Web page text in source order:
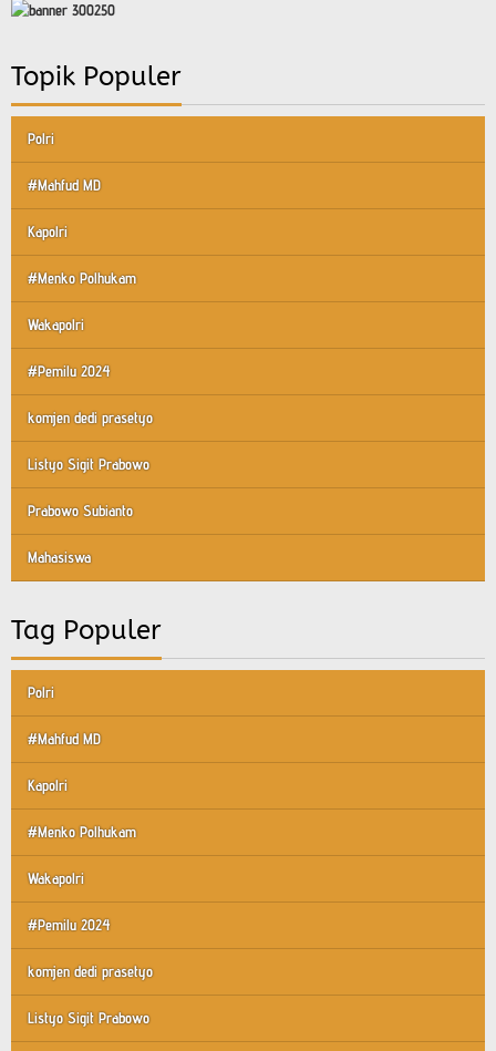
Topik Populer
Polri
#Mahfud MD
Kapolri
#Menko Polhukam
Wakapolri
#Pemilu 2024
komjen dedi prasetyo
Listyo Sigit Prabowo
Prabowo Subianto
Mahasiswa
Tag Populer
Polri
#Mahfud MD
Kapolri
#Menko Polhukam
Wakapolri
#Pemilu 2024
komjen dedi prasetyo
Listyo Sigit Prabowo